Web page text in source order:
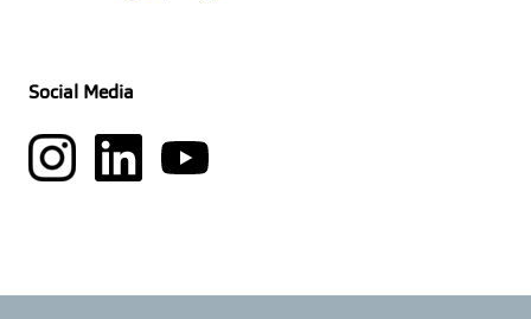
Social Media